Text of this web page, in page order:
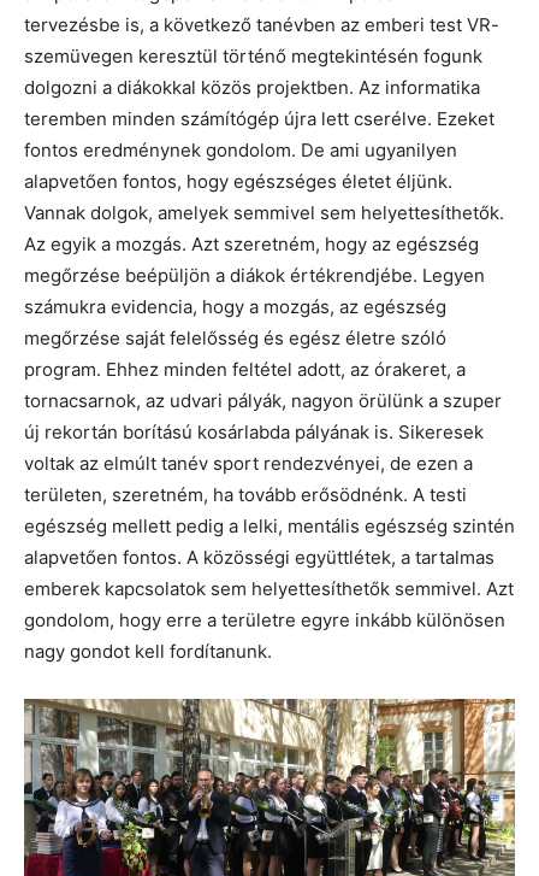
tervezésbe is, a következő tanévben az emberi test VR-
szemüvegen keresztül történő megtekintésén fogunk
dolgozni a diákokkal közös projektben. Az informatika
teremben minden számítógép újra lett cserélve. Ezeket
fontos eredménynek gondolom. De ami ugyanilyen
alapvetően fontos, hogy egészséges életet éljünk.
Vannak dolgok, amelyek semmivel sem helyettesíthetők.
Az egyik a mozgás. Azt szeretném, hogy az egészség
megőrzése beépüljön a diákok értékrendjébe. Legyen
számukra evidencia, hogy a mozgás, az egészség
megőrzése saját felelősség és egész életre szóló
program. Ehhez minden feltétel adott, az órakeret, a
tornacsarnok, az udvari pályák, nagyon örülünk a szuper
új rekortán borítású kosárlabda pályának is. Sikeresek
voltak az elmúlt tanév sport rendezvényei, de ezen a
területen, szeretném, ha tovább erősödnénk. A testi
egészség mellett pedig a lelki, mentális egészség szintén
alapvetően fontos. A közösségi együttlétek, a tartalmas
emberek kapcsolatok sem helyettesíthetők semmivel. Azt
gondolom, hogy erre a területre egyre inkább különösen
nagy gondot kell fordítanunk.